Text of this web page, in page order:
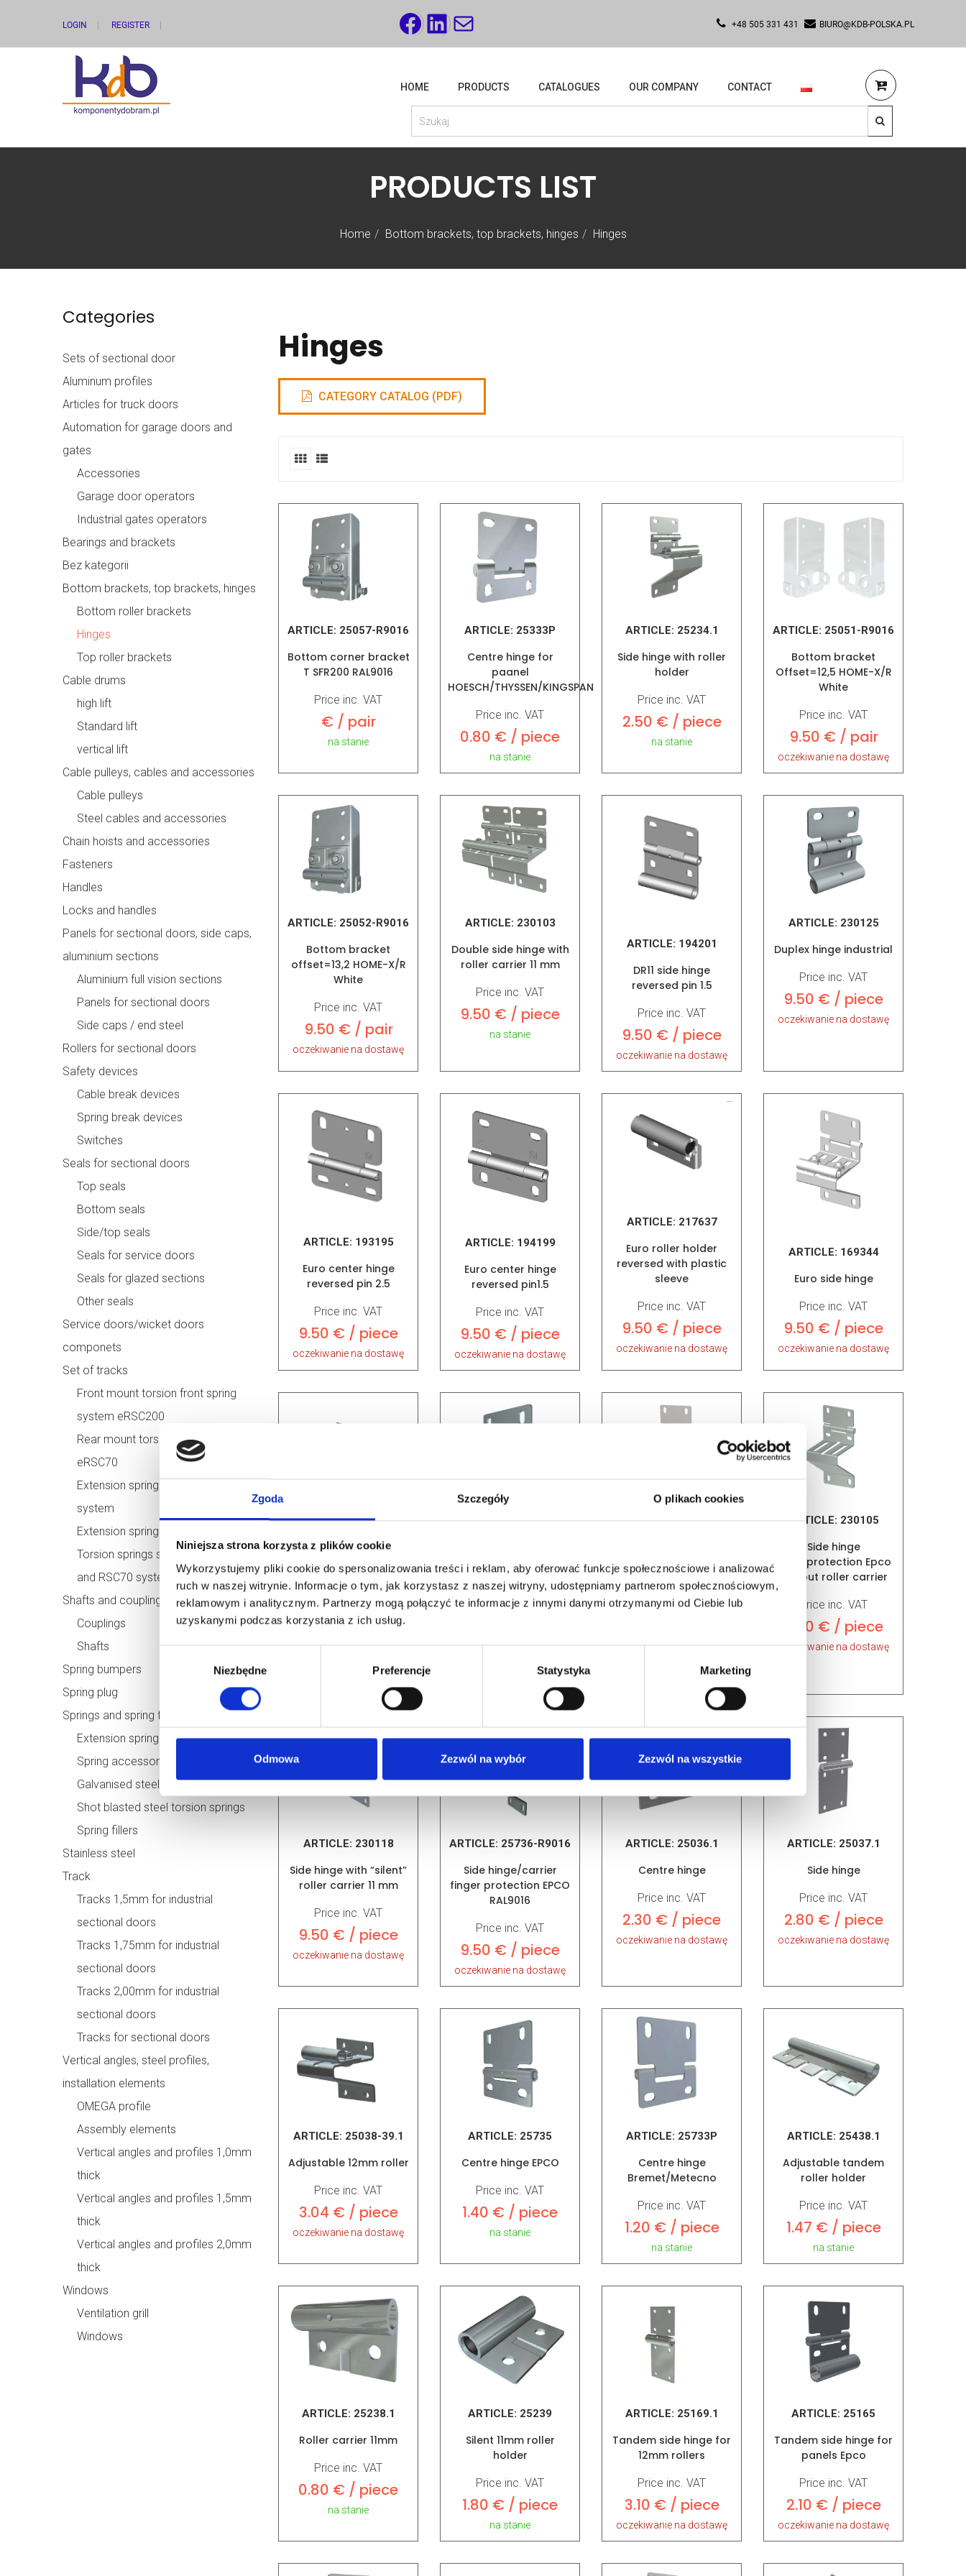
Zgoda Szczegóły O plikach cookies
Niniejsza strona korzysta z plików cookie
Wykorzystujemy pliki cookie do spersonalizowania treści i reklam, aby oferować funkcje społecznościowe i analizować
ruch w naszej witrynie. Informacje o tym, jak korzystasz z naszej witryny, udostępniamy partnerom społecznościowym,
reklamowym i analitycznym. Partnerzy mogą połączyć te informacje z innymi danymi otrzymanymi od Ciebie lub
uzyskanymi podczas korzystania z ich usług.
Niezbędne Preferencje Statystyka Marketing
Odmowa Zezwól na wybór Zezwól na wszystkie
LOGIN REGISTER FACEBOOK
LINKEDIN
MAIL +48 505 331 431 BIURO@KDB-POLSKA.PL
HOME PRODUCTS CATALOGUES OUR COMPANY CONTACT
Home Bottom brackets, top brackets, hinges Hinges
PRODUCTS LIST
Categories
Sets of sectional door
Aluminum profiles
Articles for truck doors
Automation for garage doors and
gates
Accessories
Garage door operators
Industrial gates operators
Bearings and brackets
Bez kategorii
Bottom brackets, top brackets, hinges
Bottom roller brackets
Hinges
Top roller brackets
Cable drums
high lift
Standard lift
vertical lift
Cable pulleys, cables and accessories
Cable pulleys
Steel cables and accessories
Chain hoists and accessories
Fasteners
Handles
Locks and handles
Panels for sectional doors, side caps,
aluminium sections
Aluminium full vision sections
Panels for sectional doors
Side caps / end steel
Rollers for sectional doors
Safety devices
Cable break devices
Spring break devices
Switches
Seals for sectional doors
Top seals
Bottom seals
Side/top seals
Seals for service doors
Seals for glazed sections
Other seals
Service doors/wicket doors
componets
Set of tracks
Front mount torsion front spring
system eRSC200
Rear mount torsion spring system
eRSC70
Extension spring sets for eRSX
system
Extension spring system eRSX
Torsion springs sets for RSC200
and RSC70 systems
Shafts and couplings
Couplings
Shafts
Spring bumpers
Spring plug
Springs and spring fillers
Extension spring system eRSX
Spring accessories
Galvanised steel torsion springs
Shot blasted steel torsion springs
Spring fillers
Stainless steel
Track
Tracks 1,5mm for industrial
sectional doors
Tracks 1,75mm for industrial
sectional doors
Tracks 2,00mm for industrial
sectional doors
Tracks for sectional doors
Vertical angles, steel profiles,
installation elements
OMEGA profile
Assembly elements
Vertical angles and profiles 1,0mm
thick
Vertical angles and profiles 1,5mm
thick
Vertical angles and profiles 2,0mm
thick
Windows
Ventilation grill
Windows
Hinges
CATEGORY CATALOG (PDF)
ARTICLE: 25057-R9016
Bottom corner bracket
T SFR200 RAL9016
Price inc. VAT
€ / pair
na stanie
ARTICLE: 25333P
Centre hinge for
paanel
HOESCH/THYSSEN/KINGSPAN
Price inc. VAT
0.80 € / piece
na stanie
ARTICLE: 25234.1
Side hinge with roller
holder
Price inc. VAT
2.50 € / piece
na stanie
ARTICLE: 25051-R9016
Bottom bracket
Offset=12,5 HOME-X/R
White
Price inc. VAT
9.50 € / pair
oczekiwanie na dostawę
ARTICLE: 25052-R9016
Bottom bracket
offset=13,2 HOME-X/R
White
Price inc. VAT
9.50 € / pair
oczekiwanie na dostawę
ARTICLE: 230103
Double side hinge with
roller carrier 11 mm
Price inc. VAT
9.50 € / piece
na stanie
ARTICLE: 194201
DR11 side hinge
reversed pin 1.5
Price inc. VAT
9.50 € / piece
oczekiwanie na dostawę
ARTICLE: 230125
Duplex hinge industrial
Price inc. VAT
9.50 € / piece
oczekiwanie na dostawę
ARTICLE: 193195
Euro center hinge
reversed pin 2.5
Price inc. VAT
9.50 € / piece
oczekiwanie na dostawę
ARTICLE: 194199
Euro center hinge
reversed pin1.5
Price inc. VAT
9.50 € / piece
oczekiwanie na dostawę
ARTICLE: 217637
Euro roller holder
reversed with plastic
sleeve
Price inc. VAT
9.50 € / piece
oczekiwanie na dostawę
ARTICLE: 169344
Euro side hinge
Price inc. VAT
9.50 € / piece
oczekiwanie na dostawę
ARTICLE: 220541
Euro side hinge
reversed pin 1.5 without
roller holder
oczekiwanie na dostawę
ARTICLE:25735-R9016
finger protection EPCO
RAL9016
Price inc. VAT
oczekiwanie na dostawę
ARTICLE:230106-9016
fingerprotection EPCO
RAL9016 without roller
carrier
9.50 € / piece
ARTICLE: 230105
Side hinge
fingerprotection Epco
without roller carrier
Price inc. VAT
9.50 € / piece
oczekiwanie na dostawę
ARTICLE: 230118
Side hinge with “silent”
roller carrier 11 mm
Price inc. VAT
9.50 € / piece
oczekiwanie na dostawę
ARTICLE: 25736-R9016
Side hinge/carrier
finger protection EPCO
RAL9016
Price inc. VAT
9.50 € / piece
oczekiwanie na dostawę
ARTICLE: 25036.1
Centre hinge
Price inc. VAT
2.30 € / piece
oczekiwanie na dostawę
ARTICLE: 25037.1
Side hinge
Price inc. VAT
2.80 € / piece
oczekiwanie na dostawę
ARTICLE: 25038-39.1
Adjustable 12mm roller
Price inc. VAT
3.04 € / piece
oczekiwanie na dostawę
ARTICLE: 25735
Centre hinge EPCO
Price inc. VAT
1.40 € / piece
na stanie
ARTICLE: 25733P
Centre hinge
Bremet/Metecno
Price inc. VAT
1.20 € / piece
na stanie
ARTICLE: 25438.1
Adjustable tandem
roller holder
Price inc. VAT
1.47 € / piece
na stanie
ARTICLE: 25238.1
Roller carrier 11mm
Price inc. VAT
0.80 € / piece
na stanie
ARTICLE: 25239
Silent 11mm roller
holder
Price inc. VAT
1.80 € / piece
na stanie
ARTICLE: 25169.1
Tandem side hinge for
12mm rollers
Price inc. VAT
3.10 € / piece
oczekiwanie na dostawę
ARTICLE: 25165
Tandem side hinge for
panels Epco
Price inc. VAT
2.10 € / piece
oczekiwanie na dostawę